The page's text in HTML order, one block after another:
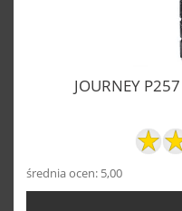
JOURNEY
średnia ocen: 5,00